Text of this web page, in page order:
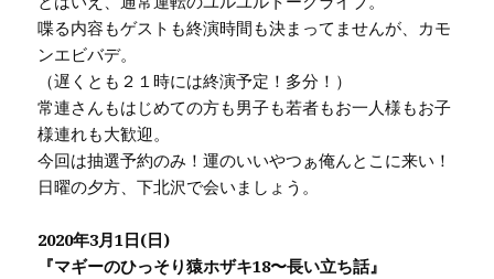
喋る内容もゲストも終演時間も決まってませんが、カモ
ンエビバデ。
（遅くとも２１時には終演予定！多分！）
常連さんもはじめての方も男子も若者もお一人様もお子
様連れも大歓迎。
今回は抽選予約のみ！運のいいやつぁ俺んとこに来い！
日曜の夕方、下北沢で会いましょう。
2020年3月1日(日)
『マギーのひっそり猿ホザキ18〜長い立ち話』